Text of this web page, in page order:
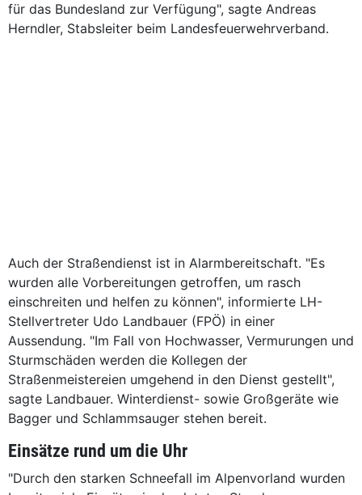
für das Bundesland zur Verfügung", sagte Andreas
Herndler, Stabsleiter beim Landesfeuerwehrverband.
Auch der Straßendienst ist in Alarmbereitschaft. "Es
wurden alle Vorbereitungen getroffen, um rasch
einschreiten und helfen zu können", informierte LH-
Stellvertreter Udo Landbauer (FPÖ) in einer
Aussendung. "Im Fall von Hochwasser, Vermurungen und
Sturmschäden werden die Kollegen der
Straßenmeistereien umgehend in den Dienst gestellt",
sagte Landbauer. Winterdienst- sowie Großgeräte wie
Bagger und Schlammsauger stehen bereit.
Einsätze rund um die Uhr
"Durch den starken Schneefall im Alpenvorland wurden